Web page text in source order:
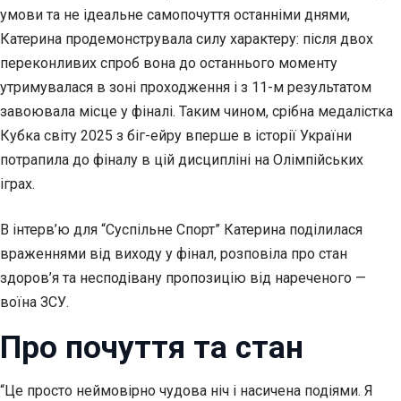
умови та не ідеальне самопочуття останніми днями,
Катерина продемонструвала силу характеру: після двох
переконливих спроб вона до останнього моменту
утримувалася в зоні проходження і з 11-м результатом
завоювала місце у фіналі. Таким чином, срібна медалістка
Кубка світу 2025 з біг-ейру вперше в історії України
потрапила до фіналу в цій дисципліні на Олімпійських
іграх.
В інтерв’ю для “Суспільне Спорт” Катерина поділилася
враженнями від виходу у фінал, розповіла про стан
здоров’я та несподівану пропозицію від нареченого —
воїна ЗСУ.
Про почуття та стан
“Це просто неймовірно чудова ніч і насичена подіями. Я